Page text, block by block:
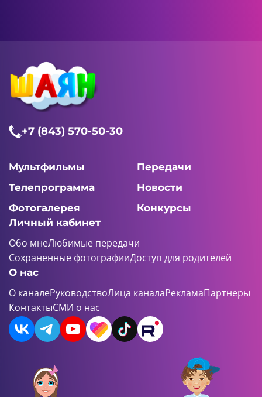
+7 (843) 570-50-30
Мультфильмы
Передачи
Телепрограмма
Новости
Фотогалерея
Конкурсы
Личный кабинет
Обо мнеЛюбимые передачи
Сохраненные фотографииДоступ для родителей
О нас
О каналеРуководствоЛица каналаРекламаПартнеры
КонтактыСМИ о нас